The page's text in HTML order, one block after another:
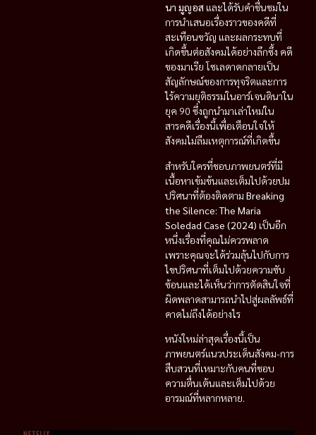
นา มูญอส และได้รับคำชื่นชมใน
การนำเสนอเรื่องราวของคดีที่
สะเทือนขวัญ และผลกระทบที่
เกิดขึ้นต่อสังคมได้อย่างลึกซึ้ง คดี
ของมาเรีย โซเลดาดกลายเป็น
สัญลักษณ์ของการทุจริตและการ
ไร้ความยุติธรรมในอาร์เจนตินาใน
ยุค 90 ซึ่งถูกนำมาเล่าใหม่ใน
สารคดีเรื่องนี้เพื่อเตือนใจให้
สังคมไม่ลืมเหตุการณ์ที่เกิดขึ้น
สำหรับใครที่ชอบภาพยนตร์ที่มี
เนื้อหาเข้มข้นและเต็มไปด้วยปม
ปริศนาที่ต้องติดตาม Breaking
the Silence: The Maria
Soledad Case (2024) เป็นอีก
หนึ่งเรื่องที่คุณไม่ควรพลาด
เพราะคุณจะได้ร่วมลุ้นไปกับการ
ไขปริศนาที่เต็มไปด้วยความซับ
ซ้อนและได้เห็นว่าการตัดสินใจที่
ผิดพลาดสามารถนำไปสู่ผลลัพธ์ที่
คาดไม่ถึงได้อย่างไร
หนังใหม่ล่าสุดเรื่องนี้เป็น
ภาพยนตร์แนวประเด็นสังคม-การ
สืบสวนที่เหมาะกับคนที่ชอบ
ความตื่นเต้นและเต็มไปด้วย
อารมณ์ที่หลากหลาย.